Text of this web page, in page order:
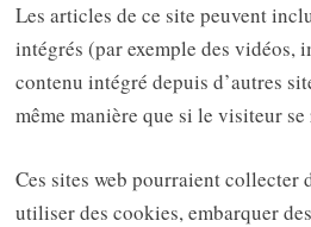
Les articles de ce site peuvent
intégrés (par exemple des
contenu intégré depuis d’autres
même manière que si le visiteur
Ces sites web pourraient collecter
utiliser des cookies, embarquer